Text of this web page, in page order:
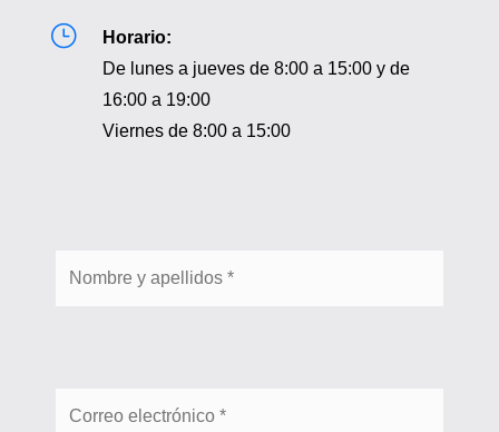
}
Horario:
De lunes a jueves de 8:00 a 15:00 y de
16:00 a 19:00
Viernes de 8:00 a 15:00